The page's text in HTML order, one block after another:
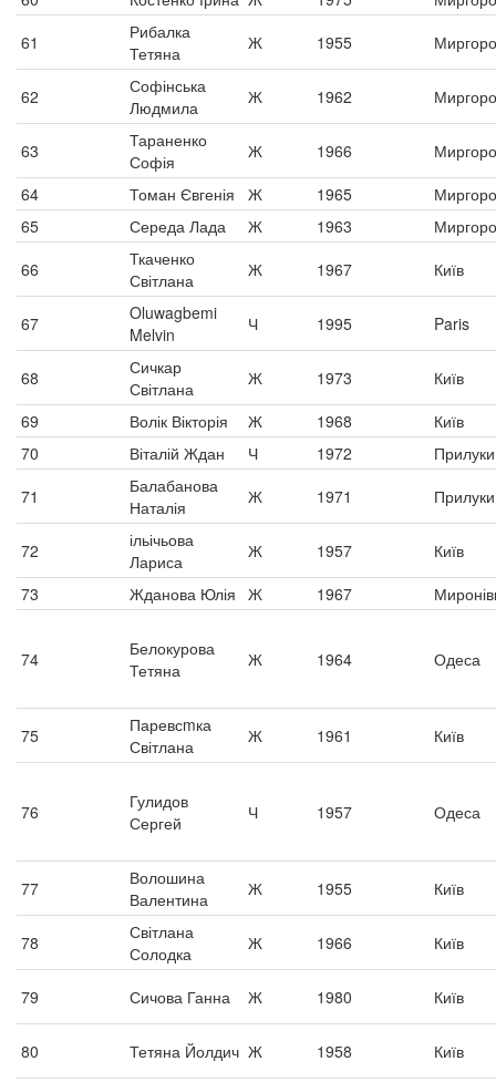
61
Рибалка
Тетяна
Ж 1955
62
Софінська
Людмила
Ж 1962
63
Тараненко
Софія
Ж 1966
64
Томан Євгенія Ж 1965
65
Середа Лада Ж 1963
66
Ткаченко
Світлана
Ж 1967 Київ
67
Oluwagbemi
Melvin
Ч 1995 Paris
68
Сичкар
Світлана
Ж 1973
Київ
69
Волік Вікторія Ж 1968
Київ
70
Віталій Ждан Ч 1972
Прилуки
71
Балабанова
Наталія
Ж 1971 Прилуки
72
ільічьова
Лариса
Ж 1957
Київ
73
Жданова Юлія Ж 1967
74
Белокурова
Тетяна
Ж 1964 Одеса
75
Паревсmка
Світлана
Ж 1961 Київ
76
Гулидов
Сергей
Ч 1957 Одеса
77
Волошина
Валентина
Ж 1955 Київ
78
Світлана
Солодка
Ж 1966 Київ
79 Сичова Ганна Ж 1980 Київ
80 Тетяна Йолдич Ж 1958 Київ